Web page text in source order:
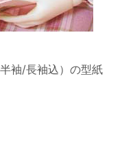
袖/長袖込）の型紙